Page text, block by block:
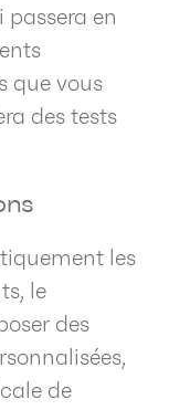
en
que vous
des tests
les
le
des
de